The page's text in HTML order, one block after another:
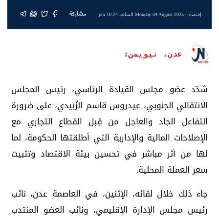
إقتصاد - Monday 04 August 2025 الساعة 10:24 pm مشاركة
عدن، نيويمن:
شدّد عضو مجلس القيادة الرئاسي، رئيس المجلس
الانتقالي الجنوبي، عيدروس قاسم الزُبيدي، على ضرورة
التفاعل الجاد والعاجل من قِبل القطاع التجاري مع
الإصلاحات المالية والإدارية التي أطلقتها الحكومة، لما
لها من أثر مباشر في تحسين بيئة الاقتصاد وتثبيت
سعر العملة المحلية.
جاء ذلك خلال لقائه، الإثنين، في العاصمة عدن، نائب
رئيس مجلس الإدارة الإقليمي، ونائب العضو المنتدب